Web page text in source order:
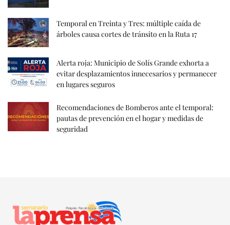
Temporal en Treinta y Tres: múltiple caída de
árboles causa cortes de tránsito en la Ruta 17
Alerta roja: Municipio de Solís Grande exhorta a
evitar desplazamientos innecesarios y permanecer
en lugares seguros
Recomendaciones de Bomberos ante el temporal:
pautas de prevención en el hogar y medidas de
seguridad